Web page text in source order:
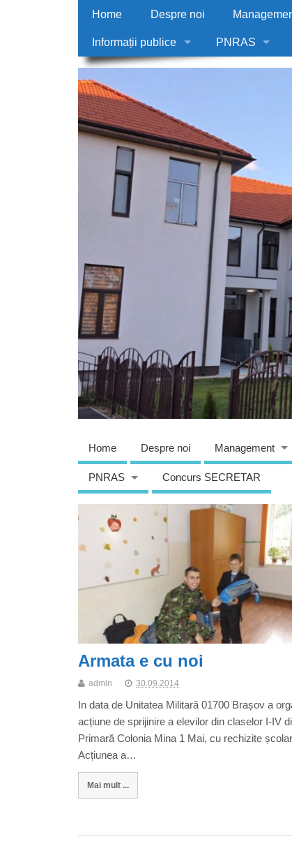
Home Despre noi
Informații publice PNRAS
Home Despre noi Management
PNRAS Concurs SECRETAR
Armata e cu noi
admin 30.09.2014
In data de Unitatea Militară 01700 Brașov a
acțiune de sprijinire a elevilor din claselor I-IV
Primară Colonia Mina 1 Mai, cu rechizite
Acțiunea a…
Mai mult ...